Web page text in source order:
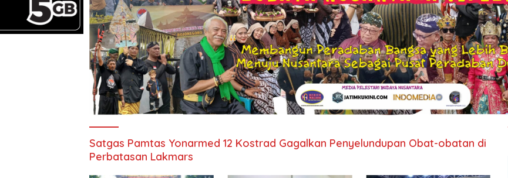
Satgas Pamtas Yonarmed 12 Kostrad Gagalkan Penyelundupan Obat-obatan di
Perbatasan Lakmars